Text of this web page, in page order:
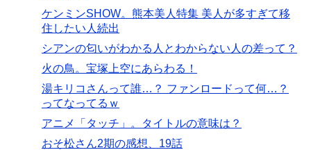
ケンミンSHOW。熊本美人特集 美人が多すぎて移
住したい人続出
シアンの匂いがわかる人とわからない人の差って？
火の鳥。宝塚上空にあらわる！
湯キリコさんって誰…？ ファンロードって何…？
ってなってるｗ
アニメ「タッチ」。タイトルの意味は？
おそ松さん2期の感想、19話